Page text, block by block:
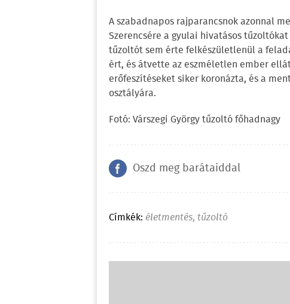
A szabadnapos rajparancsnok azonnal
Szerencsére a gyulai hivatásos
tűzoltót sem érte felkészületlenül a
ért, és átvette az eszméletlen ember
erőfeszítéseket siker koronázta, és a
osztályára.
Fotó: Várszegi György tűzoltó főhadnagy
Oszd meg barátaiddal
Címkék: életmentés, tűzoltó